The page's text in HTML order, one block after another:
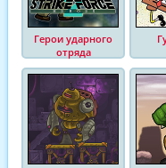
Герои ударного
отряда